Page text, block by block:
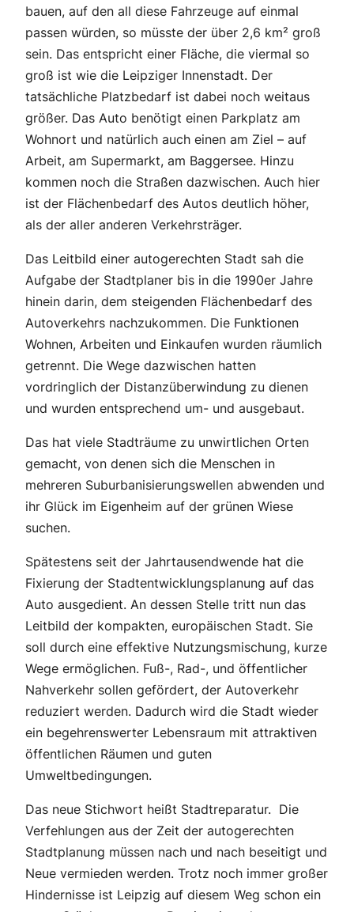
bauen, auf den all diese Fahrzeuge auf einmal
passen würden, so müsste der über 2,6 km² groß
sein. Das entspricht einer Fläche, die viermal so
groß ist wie die Leipziger Innenstadt. Der
tatsächliche Platzbedarf ist dabei noch weitaus
größer. Das Auto benötigt einen Parkplatz am
Wohnort und natürlich auch einen am Ziel – auf
Arbeit, am Supermarkt, am Baggersee. Hinzu
kommen noch die Straßen dazwischen. Auch hier
ist der Flächenbedarf des Autos deutlich höher,
als der aller anderen Verkehrsträger.
Das Leitbild einer autogerechten Stadt sah die
Aufgabe der Stadtplaner bis in die 1990er Jahre
hinein darin, dem steigenden Flächenbedarf des
Autoverkehrs nachzukommen. Die Funktionen
Wohnen, Arbeiten und Einkaufen wurden räumlich
getrennt. Die Wege dazwischen hatten
vordringlich der Distanzüberwindung zu dienen
und wurden entsprechend um- und ausgebaut.
Das hat viele Stadträume zu unwirtlichen Orten
gemacht, von denen sich die Menschen in
mehreren Suburbanisierungswellen abwenden und
ihr Glück im Eigenheim auf der grünen Wiese
suchen.
Spätestens seit der Jahrtausendwende hat die
Fixierung der Stadtentwicklungsplanung auf das
Auto ausgedient. An dessen Stelle tritt nun das
Leitbild der kompakten, europäischen Stadt. Sie
soll durch eine effektive Nutzungsmischung, kurze
Wege ermöglichen. Fuß-, Rad-, und öffentlicher
Nahverkehr sollen gefördert, der Autoverkehr
reduziert werden. Dadurch wird die Stadt wieder
ein begehrenswerter Lebensraum mit attraktiven
öffentlichen Räumen und guten
Umweltbedingungen.
Das neue Stichwort heißt Stadtreparatur. Die
Verfehlungen aus der Zeit der autogerechten
Stadtplanung müssen nach und nach beseitigt und
Neue vermieden werden. Trotz noch immer großer
Hindernisse ist Leipzig auf diesem Weg schon ein